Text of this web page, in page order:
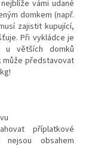
vámi udané
domkem (např.
zajistit kupující,
Při vykládce je
u větších domků
představovat
příplatkové
obsahem